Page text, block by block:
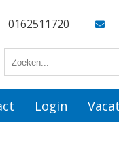
0162511720
Login